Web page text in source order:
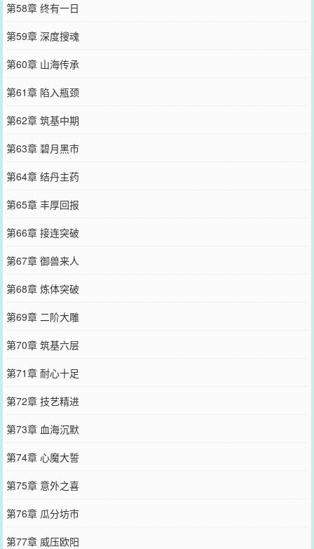
第58章 终有一日
第59章 深度搜魂
第60章 山海传承
第61章 陷入瓶颈
第62章 筑基中期
第63章 碧月黑市
第64章 结丹主药
第65章 丰厚回报
第66章 接连突破
第67章 御兽来人
第68章 炼体突破
第69章 二阶大雕
第70章 筑基六层
第71章 耐心十足
第72章 技艺精进
第73章 血海沉默
第74章 心魔大誓
第75章 意外之喜
第76章 瓜分坊市
第77章 威压欧阳